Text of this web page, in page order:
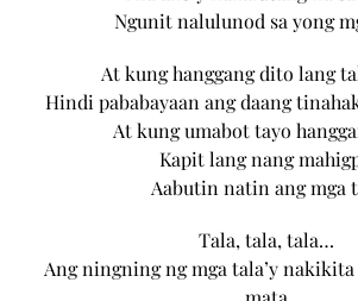
Ngunit nalulunod sa yong
At kung hanggang dito lang
Hindi pababayaan ang daang
At kung umabot tayo
Kapit lang nang
Aabutin natin ang mga
Tala, tala, tala…
Ang ningning ng mga tala’y nakikita